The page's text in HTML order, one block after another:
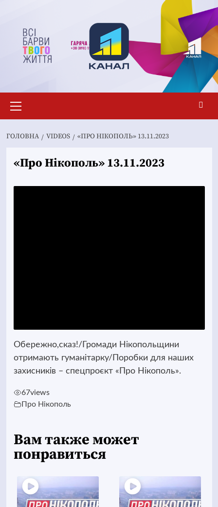
вмісту
меню
ГОЛОВНА VIDEOS «ПРО НІКОПОЛЬ» 13.11.2023
«Про Нікополь» 13.11.2023
Обережно,сказ!/Громади Нікопольщини
отримають гуманітарку/Поробки для наших
захисників – спецпроєкт «Про Нікополь».
67views
Про Нікополь
Вам также может
понравиться